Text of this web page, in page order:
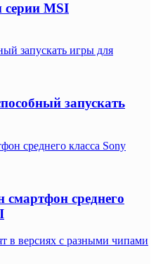
MSI
запускать игры для
запускать
среднего класса Sony
смартфон среднего
в версиях с разными чипами